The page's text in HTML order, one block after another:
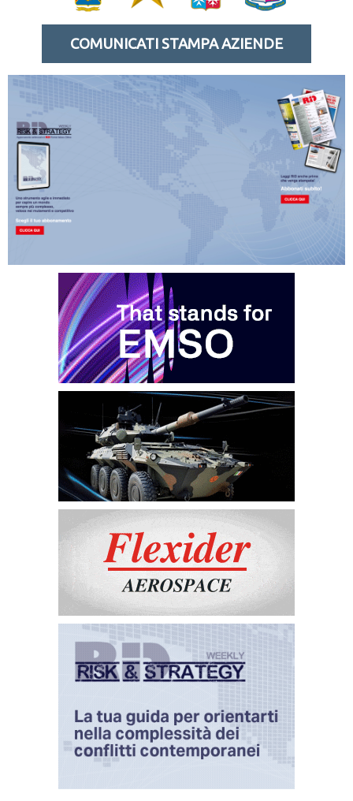
COMUNICATI STAMPA AZIENDE